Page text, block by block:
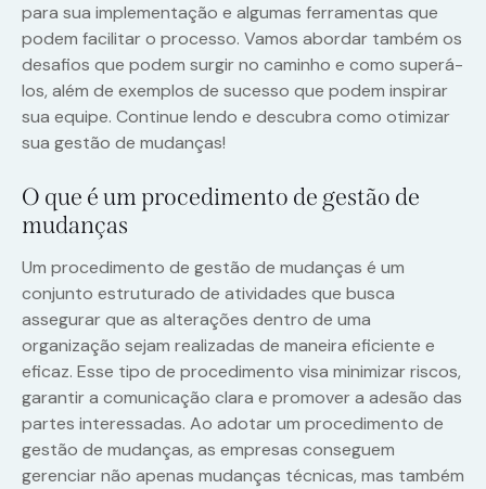
para sua implementação e algumas ferramentas que
podem facilitar o processo. Vamos abordar também os
desafios que podem surgir no caminho e como superá-
los, além de exemplos de sucesso que podem inspirar
sua equipe. Continue lendo e descubra como otimizar
sua gestão de mudanças!
O que é um procedimento de gestão de
mudanças
Um procedimento de gestão de mudanças é um
conjunto estruturado de atividades que busca
assegurar que as alterações dentro de uma
organização sejam realizadas de maneira eficiente e
eficaz. Esse tipo de procedimento visa minimizar riscos,
garantir a comunicação clara e promover a adesão das
partes interessadas. Ao adotar um procedimento de
gestão de mudanças, as empresas conseguem
gerenciar não apenas mudanças técnicas, mas também